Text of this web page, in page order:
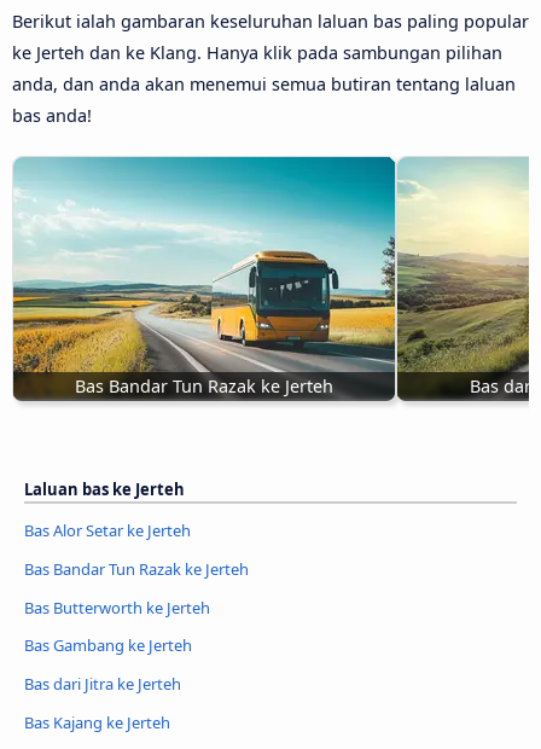
Berikut ialah gambaran keseluruhan laluan bas paling popular
ke Jerteh dan ke Klang. Hanya klik pada sambungan pilihan
anda, dan anda akan menemui semua butiran tentang laluan
bas anda!
Bas Bandar Tun Razak ke Jerteh Bas dari
Laluan bas ke Jerteh
Bas Alor Setar ke Jerteh
Bas Bandar Tun Razak ke Jerteh
Bas Butterworth ke Jerteh
Bas Gambang ke Jerteh
Bas dari Jitra ke Jerteh
Bas Kajang ke Jerteh